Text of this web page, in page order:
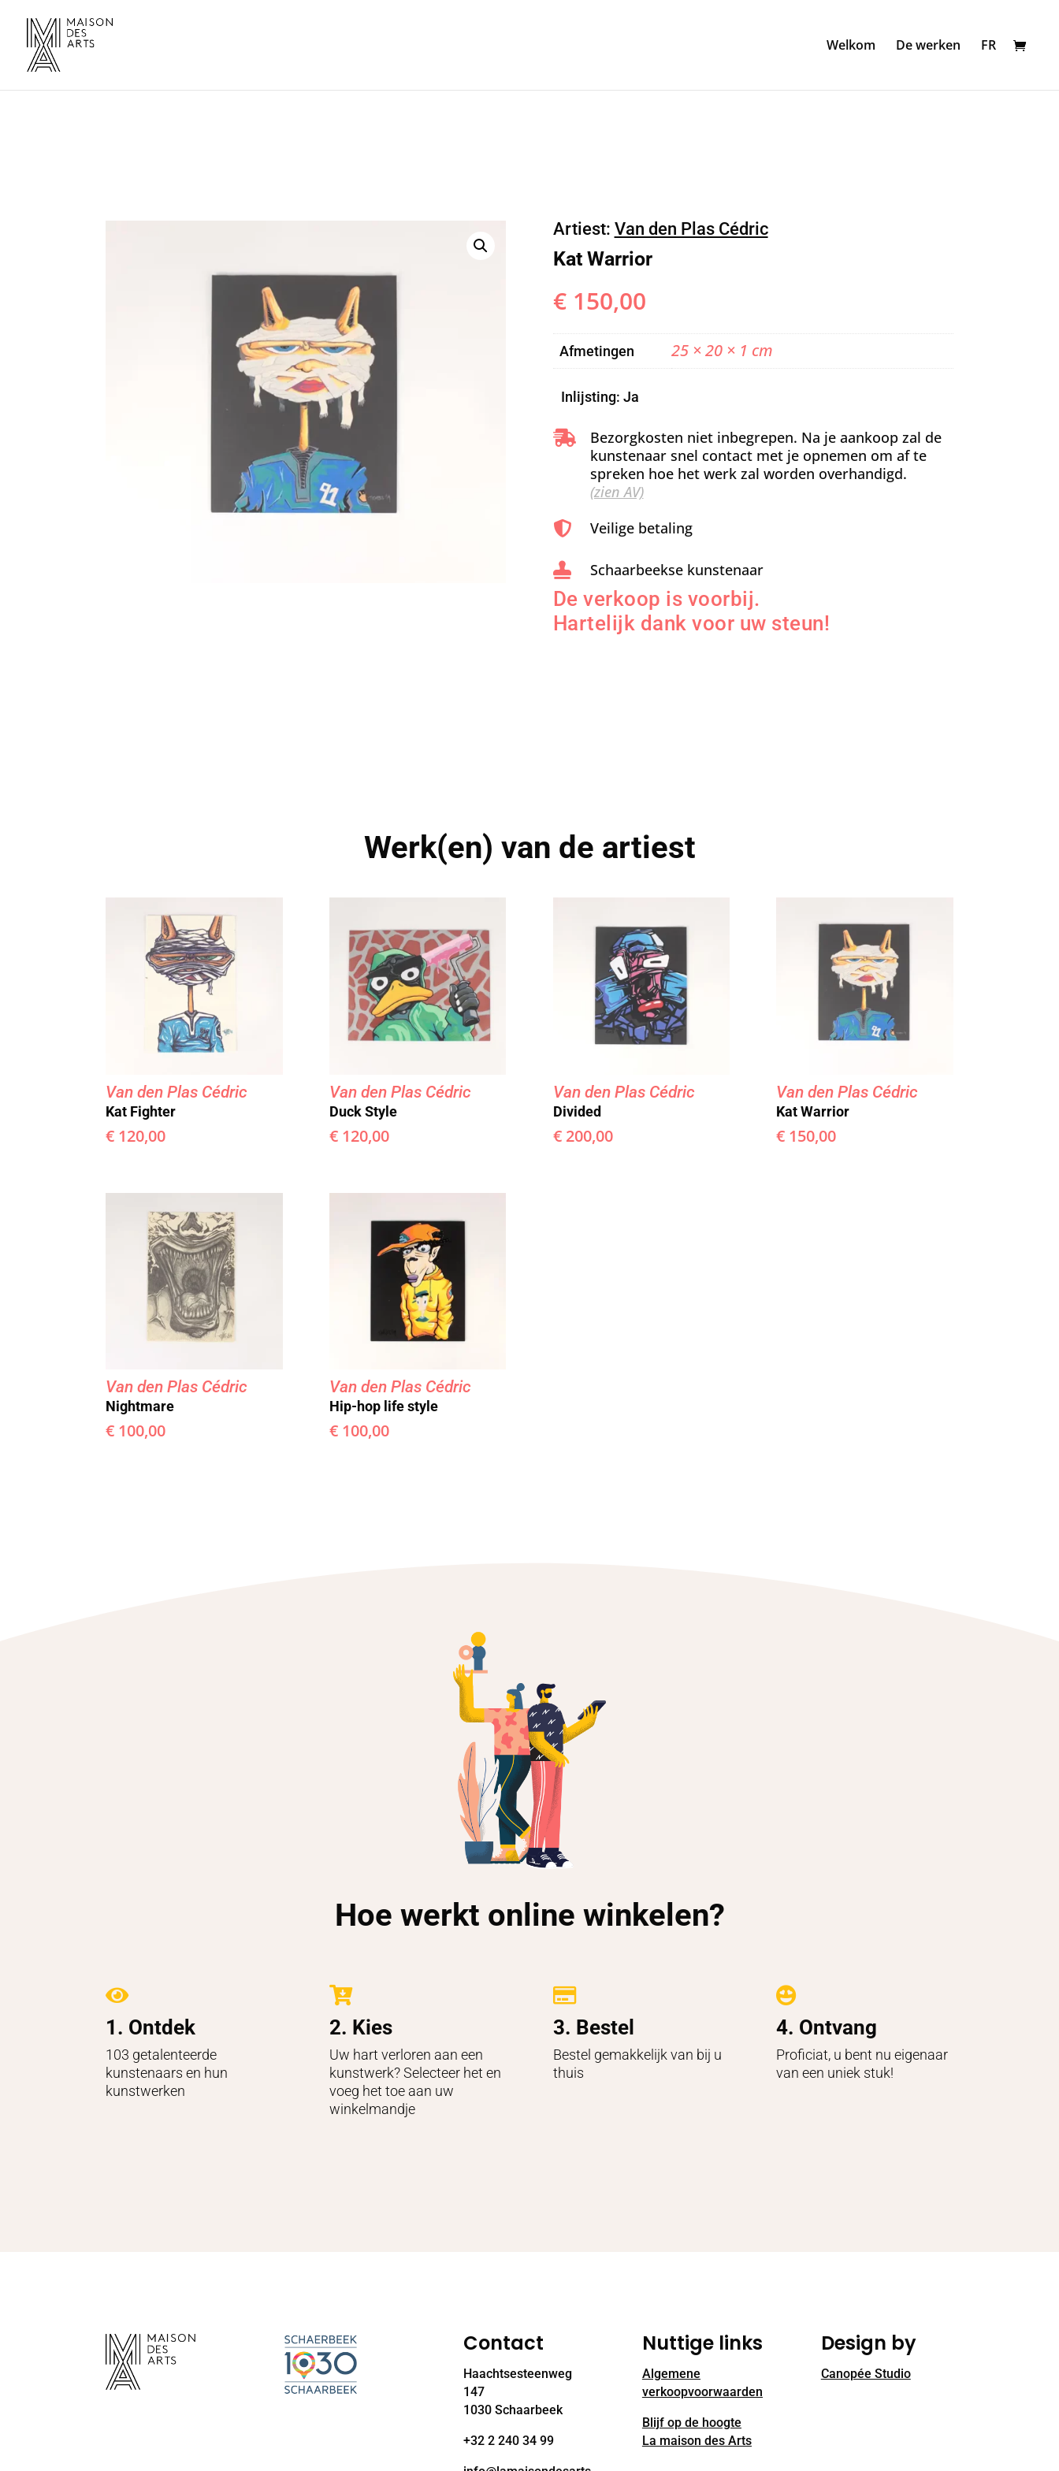
Welkom De werken FR
Artiest: Van den Plas Cédric
Kat Warrior
€150,00
Afmetingen 25 × 20 × 1 cm
Inlijsting: Ja

Bezorgkosten niet inbegrepen. Na je aankoop zal de
kunstenaar snel contact met je opnemen om af te
spreken hoe het werk zal worden overhandigd.
(zien AV)
 Veilige betaling
 Schaarbeekse kunstenaar
De verkoop is voorbij.
Hartelijk dank voor uw steun!
Werk(en) van de artiest
Van den Plas Cédric
Kat Fighter
€ 120,00
Van den Plas Cédric
Duck Style
€120,00
Van den Plas Cédric
Divided
€200,00
Van den Plas Cédric
Kat Warrior
€ 150,00
Van den Plas Cédric
Nightmare
€ 100,00
Van den Plas Cédric
Hip-hop life style
€100,00
Hoe werkt online winkelen?

1. Ontdek
103 getalenteerde
kunstenaars en hun
kunstwerken

2. Kies
Uw hart verloren aan een
kunstwerk? Selecteer het en
voeg het toe aan uw
winkelmandje

3. Bestel
Bestel gemakkelijk van bij u
thuis

4. Ontvang
Proficiat, u bent nu eigenaar
van een uniek stuk!
Contact
Haachtsesteenweg
147
1030 Schaarbeek
+32 2 240 34 99
Nuttige links
Algemene
verkoopvoorwaarden
Blijf op de hoogte
La maison des Arts
Design by
Canopée Studio